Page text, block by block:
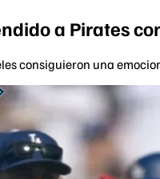
a Pirates
consiguieron una